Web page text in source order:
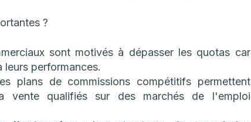
?
sont motivés à dépasser les quotas car
leurs performances.
plans de commissions compétitifs permettent
vente qualifiés sur des marchés de l'emploi